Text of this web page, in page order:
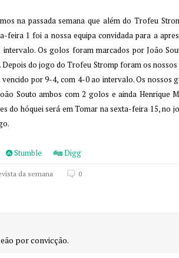
na passada semana que além do Trofeu
feira 1 foi a nossa equipa convidada para a
Os golos foram marcados por João
do jogo do Trofeu Stromp foram os nossos
por 9-4, com 4-0 ao intervalo. Os nossos
Souto ambos com 2 golos e ainda Henrique
do hóquei será em Tomar na sexta-feira 15, no
Stumble Digg
da semana 0
por convicção.